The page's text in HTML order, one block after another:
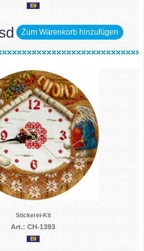
Zum Warenkorb hinzufügen
Stickerei-Kit
Art.: CH-1393